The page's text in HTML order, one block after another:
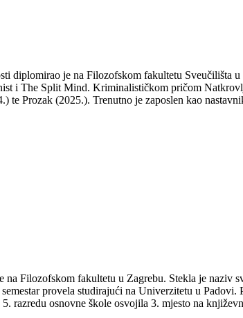
diplomirao je na Filozofskom fakultetu Sveučilišta
i The Split Mind. Kriminalističkom pričom
te Prozak (2025.). Trenutno je zaposlen kao
Filozofskom fakultetu u Zagrebu. Stekla je naziv
provela studirajući na Univerzitetu u
razredu osnovne škole osvojila 3. mjesto na